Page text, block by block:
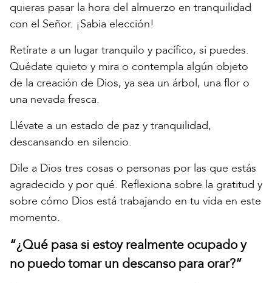
quieras pasar la hora del almuerzo en tranquilidad
con el Señor. ¡Sabia elección!
Retírate a un lugar tranquilo y pacífico, si puedes.
Quédate quieto y mira o contempla algún objeto
de la creación de Dios, ya sea un árbol, una flor o
una nevada fresca.
Llévate a un estado de paz y tranquilidad,
descansando en silencio.
Dile a Dios tres cosas o personas por las que estás
agradecido y por qué. Reflexiona sobre la gratitud y
sobre cómo Dios está trabajando en tu vida en este
momento.
“¿Qué pasa si estoy realmente ocupado y
no puedo tomar un descanso para orar?”